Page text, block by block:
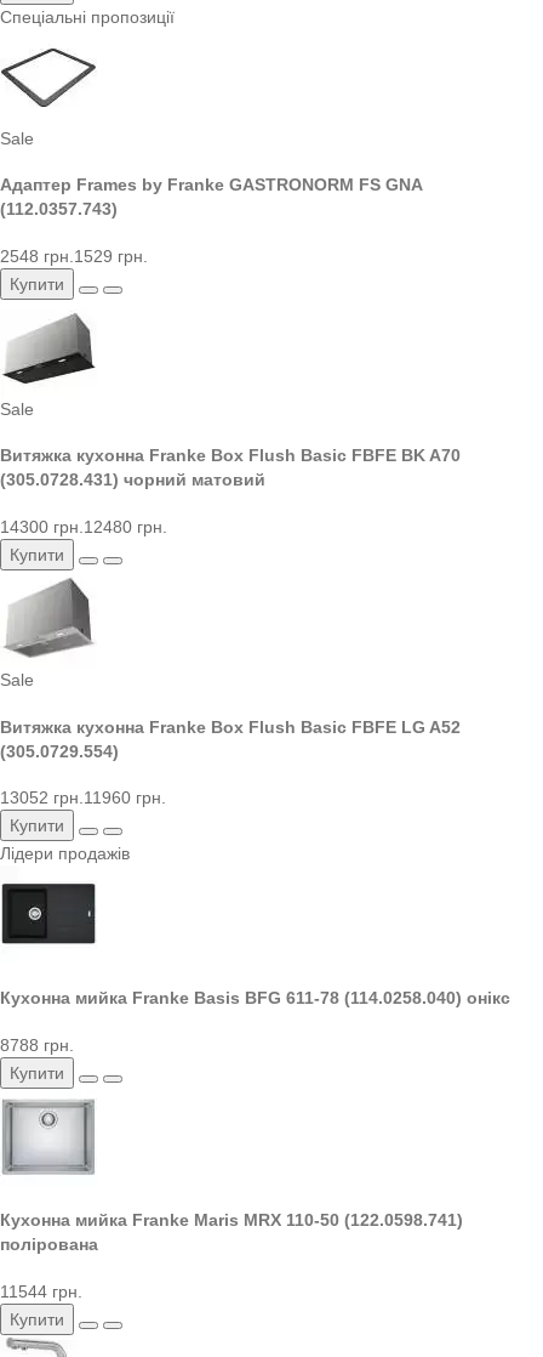
Спеціальні пропозиції
Sale
Адаптер Frames by Franke GASTRONORM FS GNA
(112.0357.743)
2548 грн. 1529 грн.
Купити
Sale
Витяжка кухонна Franke Box Flush Basic FBFE BK A70
(305.0728.431) чорний матовий
14300 грн. 12480 грн.
Купити
Sale
Витяжка кухонна Franke Box Flush Basic FBFE LG A52
(305.0729.554)
13052 грн.11960 грн.
Купити
Лідери продажів
Кухонна мийка Franke Basis BFG 611-78 (114.0258.040) онікс
8788 грн.
Купити
Кухонна мийка Franke Maris MRX 110-50 (122.0598.741)
полірована
11544 грн.
Купити